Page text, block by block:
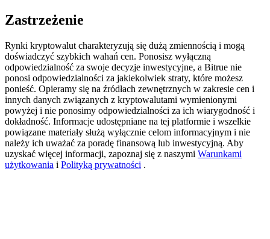
Exclusive for BitMart Users
Register & Trade to Win 500,000 USDT
Precious Metals Trading Carnival
Trade Gold & Silver · 33,333 USDT Bonus
Zastrzeżenie
Rynki kryptowalut charakteryzują się dużą zmiennością i mogą
doświadczyć szybkich wahań cen. Ponosisz wyłączną
odpowiedzialność za swoje decyzje inwestycyjne, a Bitrue nie
ponosi odpowiedzialności za jakiekolwiek straty, które możesz
ponieść. Opieramy się na źródłach zewnętrznych w zakresie cen i
innych danych związanych z kryptowalutami wymienionymi
powyżej i nie ponosimy odpowiedzialności za ich wiarygodność i
dokładność. Informacje udostępniane na tej platformie i wszelkie
powiązane materiały służą wyłącznie celom informacyjnym i nie
należy ich uważać za poradę finansową lub inwestycyjną. Aby
uzyskać więcej informacji, zapoznaj się z naszymi Warunkami
użytkowania i Polityką prywatności .